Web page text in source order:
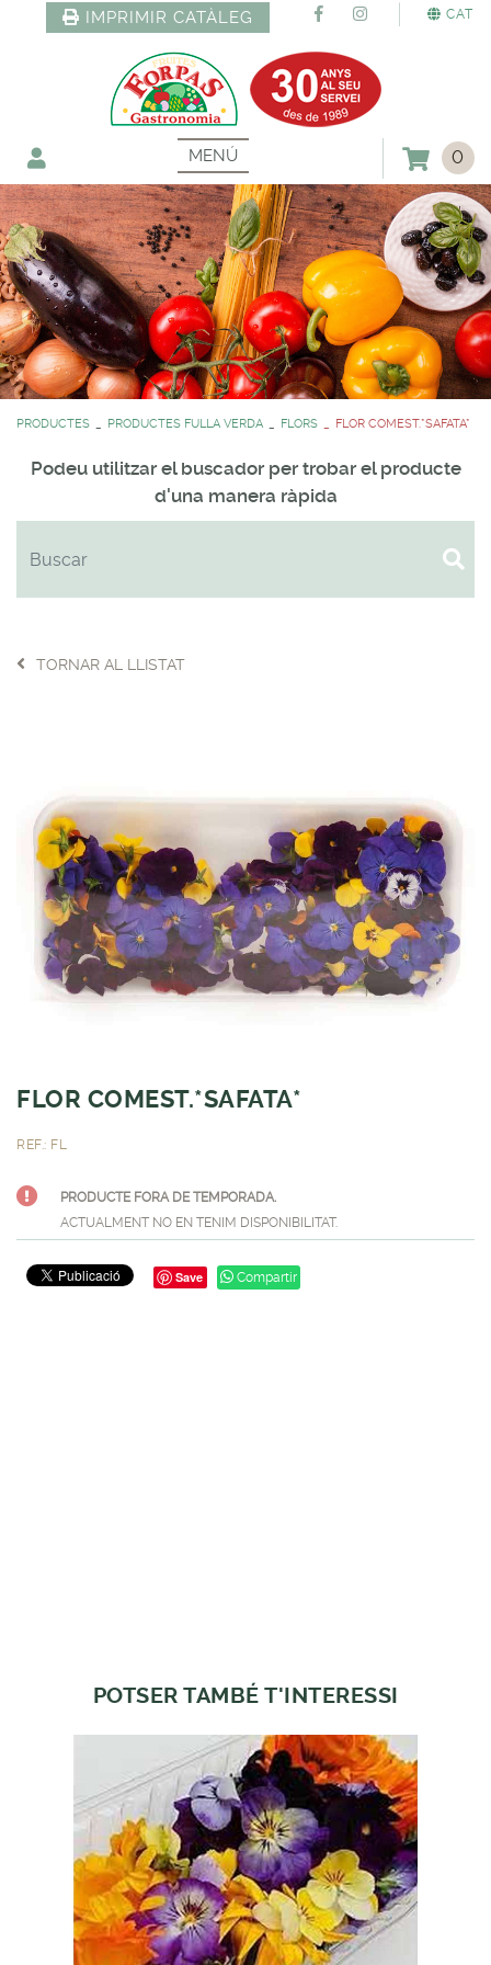
CAT
IMPRIMIR CATÀLEG
MENÚ 0
PRODUCTES PRODUCTES FULLA VERDA FLORS FLOR COMEST.*SAFATA*
Podeu utilitzar el buscador per trobar el producte
d'una manera ràpida
TORNAR AL LLISTAT
FLOR COMEST.*SAFATA*
REF.: FL
PRODUCTE FORA DE TEMPORADA.
ACTUALMENT NO EN TENIM DISPONIBILITAT.
Save Compartir
POTSER TAMBÉ T'INTERESSI